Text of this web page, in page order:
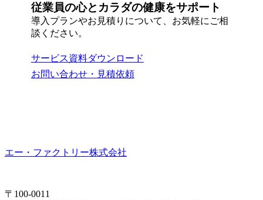
従業員の心とカラダの健康をサポート
導入プランやお見積りについて、お気軽にご相
談ください。
サービス資料ダウンロード
お問い合わせ・見積依頼
エー・ファクトリー株式会社
〒100-0011